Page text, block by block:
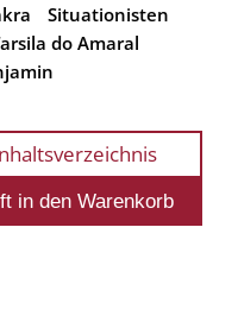
Situationisten
do Amaral